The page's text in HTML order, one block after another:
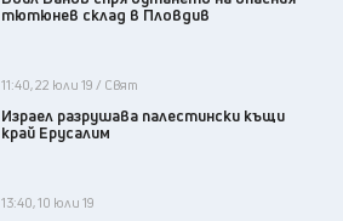
тютюнев склад в Пловдив
11:40, 22 юли 19 / Свят
Израел разрушава палестински къщи
край Ерусалим
13:40, 10 юли 19